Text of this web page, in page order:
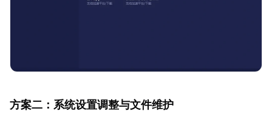
方案二：系统设置调整与文件维护